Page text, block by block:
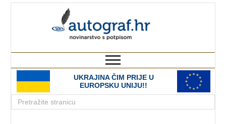
UKRAJINA ČIM PRIJE U
EUROPSKU UNIJU!!